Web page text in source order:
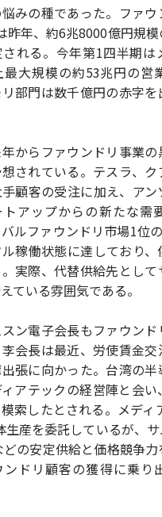
みの種であった。ファ
昨年、約6兆8000億円規
される。今年第1四半期は
大規模の約53兆円の営
部門は数千億円の赤字
からファウンドリ事業
されている。テスラ、
顧客の受注に加え、アン
アップからの新たな需
ルファウンドリ市場1位
稼働状態に達しており
実際、代替供給先とし
ている雰囲気である。
ン電子会長もファウン
会長は最近、労使賃金交
張に向かった。台湾の
アテックの経営陣と会
索したとされる。メディ
生産を委託しているが、
どの安定供給と価格競争
ンドリ顧客の獲得に乗り